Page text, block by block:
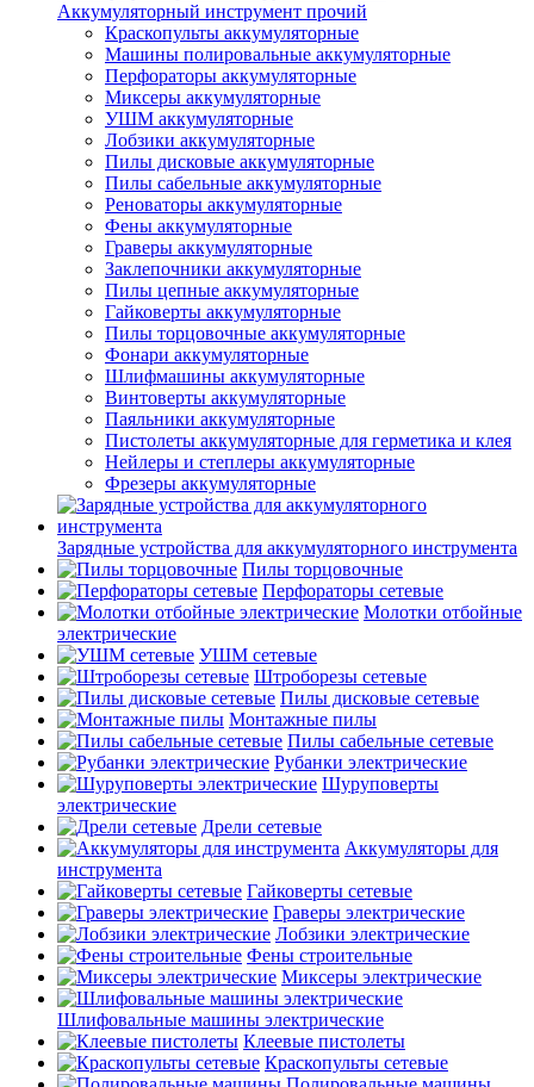
Аккумуляторный инструмент прочий
Краскопульты аккумуляторные
Машины полировальные аккумуляторные
Перфораторы аккумуляторные
Миксеры аккумуляторные
УШМ аккумуляторные
Лобзики аккумуляторные
Пилы дисковые аккумуляторные
Пилы сабельные аккумуляторные
Реноваторы аккумуляторные
Фены аккумуляторные
Граверы аккумуляторные
Заклепочники аккумуляторные
Пилы цепные аккумуляторные
Гайковерты аккумуляторные
Пилы торцовочные аккумуляторные
Фонари аккумуляторные
Шлифмашины аккумуляторные
Винтоверты аккумуляторные
Паяльники аккумуляторные
Пистолеты аккумуляторные для герметика и клея
Нейлеры и степлеры аккумуляторные
Фрезеры аккумуляторные
Зарядные устройства для аккумуляторного инструмента
Пилы торцовочные
Перфораторы сетевые
Молотки отбойные
электрические
УШМ сетевые
Штроборезы сетевые
Пилы дисковые сетевые
Монтажные пилы
Пилы сабельные сетевые
Рубанки электрические
Шуруповерты
электрические
Дрели сетевые
Аккумуляторы для
инструмента
Гайковерты сетевые
Граверы электрические
Лобзики электрические
Фены строительные
Миксеры электрические
Шлифовальные машины электрические
Клеевые пистолеты
Краскопульты сетевые